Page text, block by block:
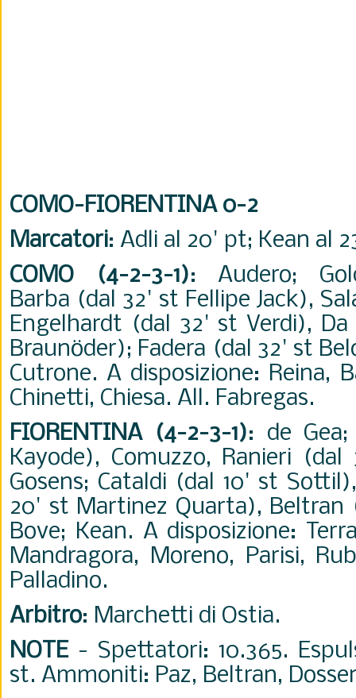
COMO-FIORENTINA 0-2
Marcatori: Adli al 20' pt; Kean al
COMO (4-2-3-1): Audero;
Barba (dal 32' st Fellipe Jack),
Engelhardt (dal 32' st Verdi),
Braunöder); Fadera (dal 32' st
Cutrone. A disposizione: Reina,
Chinetti, Chiesa. All. Fabregas.
FIORENTINA (4-2-3-1): de
Kayode), Comuzzo, Ranieri
Gosens; Cataldi (dal 10' st
20' st Martinez Quarta),
Bove; Kean. A disposizione:
Mandragora, Moreno, Parisi,
Palladino.
Arbitro: Marchetti di Ostia.
NOTE - Spettatori: 10.365.
st. Ammoniti: Paz, Beltran,